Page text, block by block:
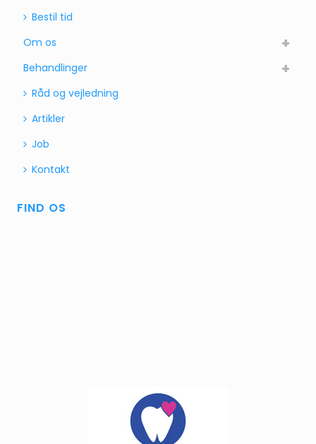
Bestil tid
Om os
Behandlinger
Råd og vejledning
Artikler
Job
Kontakt
FIND OS